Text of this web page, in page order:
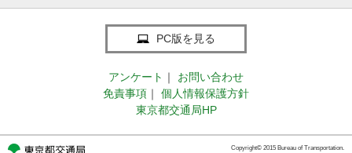
PC版を見る
アンケート ｜
お問い合わせ
免責事項 ｜
個人情報保護方針
東京都交通局HP
Copyright© 2015 Bureau of Transportation.